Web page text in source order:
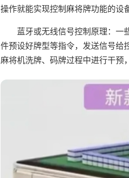
操作就能实现控制麻将牌功能的设
蓝牙或无线信号控制原理：一
件预设好牌型等指令，发送信号给
麻将机洗牌、码牌过程中进行干预